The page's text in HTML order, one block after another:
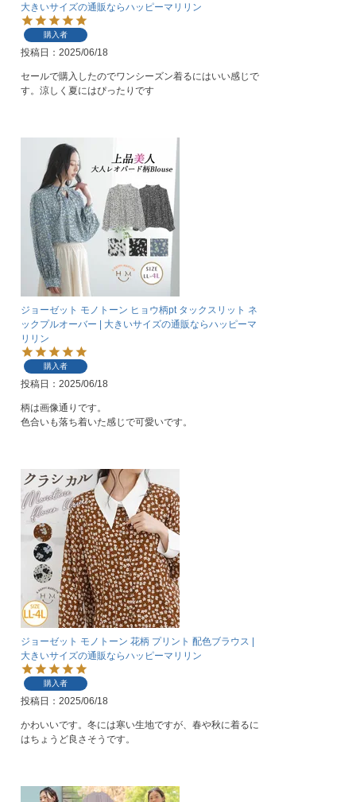
大きいサイズの通販ならハッピーマリリン
購入者
投稿日 2025/06/18
セールで購入したのでワンシーズン着るにはいい感じで
す。涼しく夏にはぴったりです
ジョーゼット モノトーン ヒョウ柄pt タックスリット ネ
ックプルオーバー | 大きいサイズの通販ならハッピーマ
リリン
購入者
投稿日 2025/06/18
柄は画像通りです。
色合いも落ち着いた感じで可愛いです。
ジョーゼット モノトーン 花柄 プリント 配色ブラウス |
大きいサイズの通販ならハッピーマリリン
購入者
投稿日 2025/06/18
かわいいです。冬には寒い生地ですが、春や秋に着るに
はちょうど良さそうです。